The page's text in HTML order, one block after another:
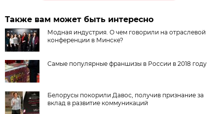
Также вам может быть интересно
Модная индустрия. О чем говорили на отраслевой
конференции в Минске?
Самые популярные франшизы в России в 2018 году
Белорусы покорили Давос, получив признание за
вклад в развитие коммуникаций